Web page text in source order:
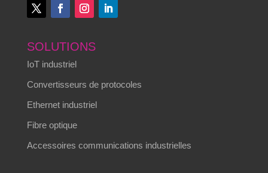
SOLUTIONS
IoT industriel
Convertisseurs de protocoles
Ethernet industriel
Fibre optique
Accessoires communications industrielles